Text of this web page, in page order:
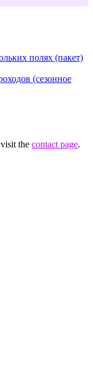
полях (пакет)
(сезонное
the contact page.